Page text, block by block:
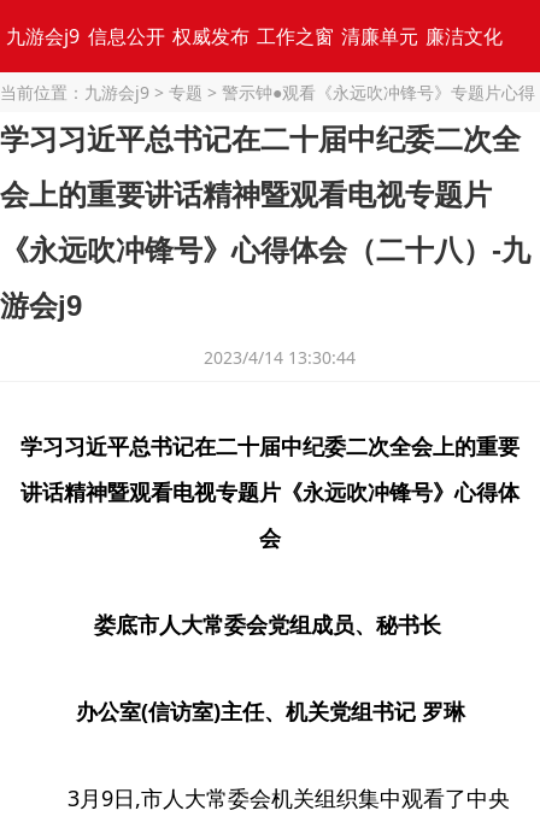
九游会j9 信息公开 权威发布 工作之窗 清廉单元 廉洁文化
专题集锦
当前位置： 九游会j9 > 专题 > 警示钟●观看《永远吹冲锋号》专题片心得
体会> 正文
学习习近平总书记在二十届中纪委二次全
会上的重要讲话精神暨观看电视专题片
《永远吹冲锋号》心得体会（二十八）-九
游会j9
2023/4/14 13:30:44
学习习近平总书记在二十届中纪委二次全会上的重要
讲话精神暨观看电视专题片《永远吹冲锋号》心得体
会
娄底市人大常委会党组成员、秘书长
办公室(信访室)主任、机关党组书记 罗琳
3月9日,市人大常委会机关组织集中观看了中央